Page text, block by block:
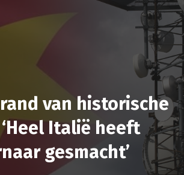
van historische
Italië heeft
gesmacht’